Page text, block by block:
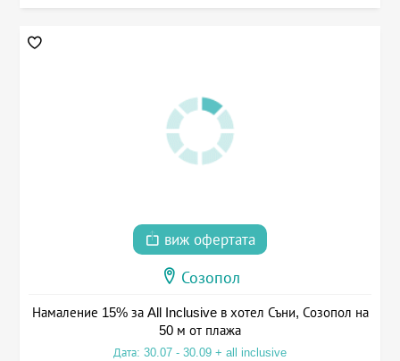
виж офертата
Созопол
Намаление 15% за All Inclusive в хотел Съни, Созопол на
50 м от плажа
Дата: 30.07 - 30.09 + all inclusive